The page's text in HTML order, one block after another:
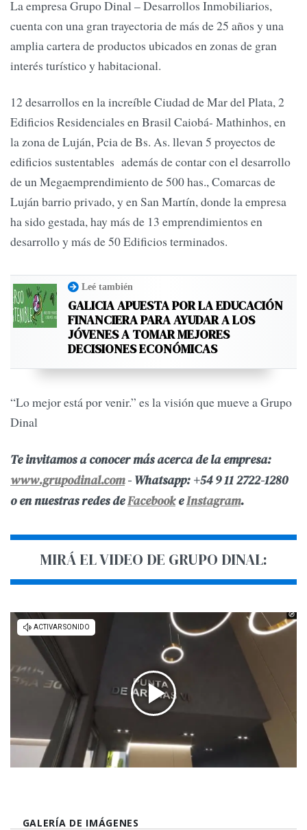
La empresa Grupo Dinal – Desarrollos Inmobiliarios,
cuenta con una gran trayectoria de más de 25 años y una
amplia cartera de productos ubicados en zonas de gran
interés turístico y habitacional.
12 desarrollos en la increíble Ciudad de Mar del Plata, 2
Edificios Residenciales en Brasil Caiobá- Mathinhos, en
la zona de Luján, Pcia de Bs. As. llevan 5 proyectos de
edificios sustentables además de contar con el desarrollo
de un Megaemprendimiento de 500 has., Comarcas de
Luján barrio privado, y en San Martín, donde la empresa
ha sido gestada, hay más de 13 emprendimientos en
desarrollo y más de 50 Edificios terminados.
Leé también
GALICIA APUESTA POR LA EDUCACIÓN
FINANCIERA PARA AYUDAR A LOS
JÓVENES A TOMAR MEJORES
DECISIONES ECONÓMICAS
“Lo mejor está por venir.” es la visión que mueve a Grupo
Dinal
Te invitamos a conocer más acerca de la empresa:
www.grupodinal.com- Whatsapp: +54 9 11 2722-1280
oen nuestras redes deFacebookeInstagram.
MIRÁ EL VIDEO DE GRUPO DINAL:
GALERÍA DE IMÁGENES